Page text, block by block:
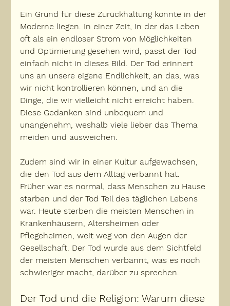
Ein Grund für diese Zurückhaltung könnte in der
Moderne liegen. In einer Zeit, in der das Leben
oft als ein endloser Strom von Möglichkeiten
und Optimierung gesehen wird, passt der Tod
einfach nicht in dieses Bild. Der Tod erinnert
uns an unsere eigene Endlichkeit, an das, was
wir nicht kontrollieren können, und an die
Dinge, die wir vielleicht nicht erreicht haben.
Diese Gedanken sind unbequem und
unangenehm, weshalb viele lieber das Thema
meiden und ausweichen.
Zudem sind wir in einer Kultur aufgewachsen,
die den Tod aus dem Alltag verbannt hat.
Früher war es normal, dass Menschen zu Hause
starben und der Tod Teil des täglichen Lebens
war. Heute sterben die meisten Menschen in
Krankenhäusern, Altersheimen oder
Pflegeheimen, weit weg von den Augen der
Gesellschaft. Der Tod wurde aus dem Sichtfeld
der meisten Menschen verbannt, was es noch
schwieriger macht, darüber zu sprechen.
Der Tod und die Religion: Warum diese